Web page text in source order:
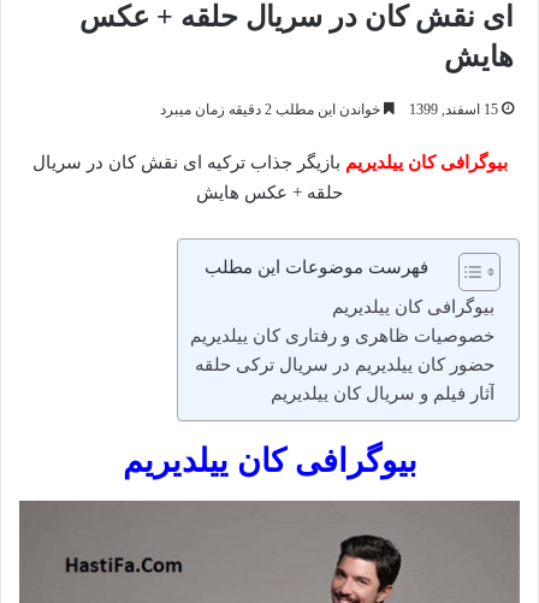
ای نقش کان در سریال حلقه + عکس
هایش
15 اسفند, 1399 خواندن این مطلب 2 دقیقه زمان میبرد
بیوگرافی کان ییلدیریم بازیگر جذاب ترکیه ای نقش کان در سریال
حلقه + عکس هایش
فهرست موضوعات این مطلب
بیوگرافی کان ییلدیریم
خصوصیات ظاهری و رفتاری کان ییلدیریم
حضور کان ییلدیریم در سریال ترکی حلقه
آثار فیلم و سریال کان ییلدیریم
بیوگرافی کان ییلدیریم